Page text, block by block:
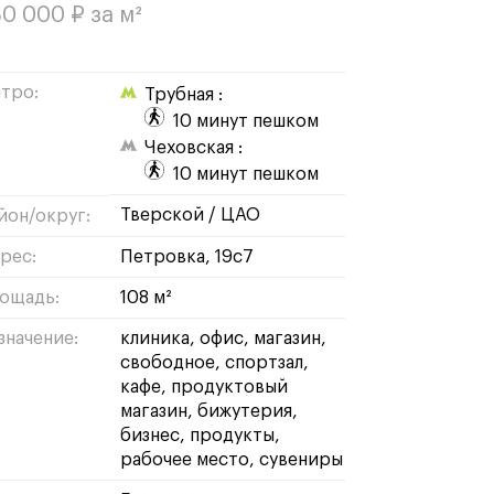
000 ₽ за м²
Трубная :
10 минут пешком
Чеховская :
10 минут пешком
округ: тверской/ ЦАО
Петровка, 19с7
108 м²
клиника офис
магазин
свободное спортзал
кафе
продуктовый
магазин бижутерия
бизнес
продукты
рабочее место
сувениры